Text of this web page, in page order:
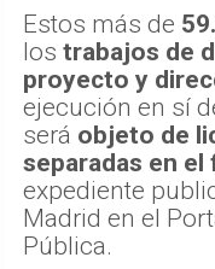
Estos más de
los trabajos de
proyecto y
ejecución en sí
será objeto de
separadas en
expediente
Madrid en el
Pública.